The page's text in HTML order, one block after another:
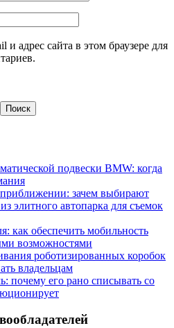
адрес сайта в этом браузере для
подвески BMW: когда
зачем выбирают
элитного автопарка для съемок
как обеспечить мобильность
возможностями
роботизированных коробок
владельцам
почему его рано списывать со